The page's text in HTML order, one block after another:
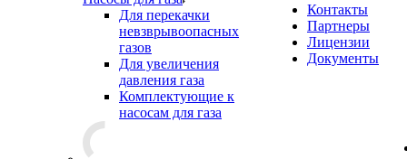
Для перекачки
невзврывоопасных
газов
Для увеличения
давления газа
Комплектующие к
насосам для газа
Контакты
Партнеры
Лицензии
Документы